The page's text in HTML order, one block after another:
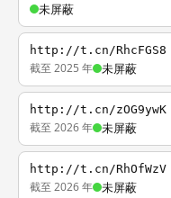
未屏蔽
http://t.cn/RhcFGS8
截至 2025 年 未屏蔽
http://t.cn/zOG9ywK
截至 2026 年 未屏蔽
http://t.cn/RhOfWzV
截至 2026 年 未屏蔽